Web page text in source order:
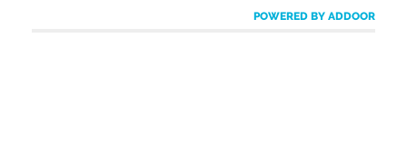
POWERED BY ADDOOR